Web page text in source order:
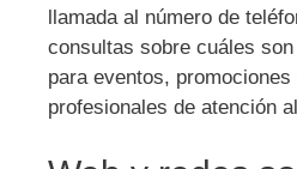
llamada al número de
consultas sobre cuáles
para eventos,
profesionales de atención